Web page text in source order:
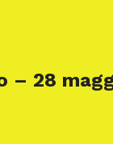
– 28